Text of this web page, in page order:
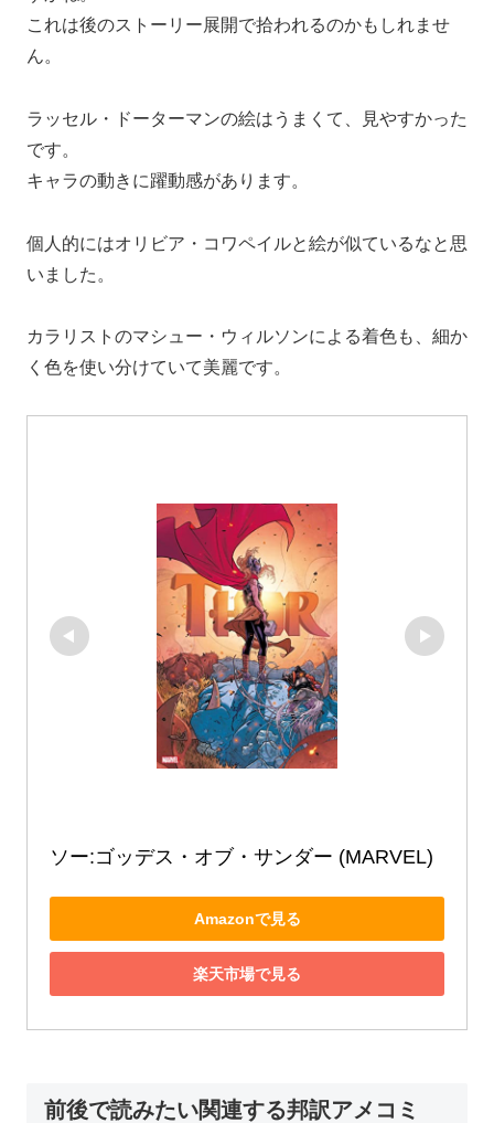
これは後のストーリー展開で拾われるのかもしれませ
ん。
ラッセル・ドーターマンの絵はうまくて、見やすかった
です。
キャラの動きに躍動感があります。
個人的にはオリビア・コワペイルと絵が似ているなと思
いました。
カラリストのマシュー・ウィルソンによる着色も、細か
く色を使い分けていて美麗です。
ソー:ゴッデス・オブ・サンダー (MARVEL)
Amazonで見る
楽天市場で見る
前後で読みたい関連する邦訳アメコミ